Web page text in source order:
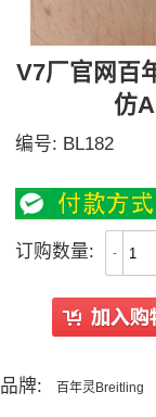
V7厂官网百
仿
编号: BL182
订购数量: -
品牌: 百年灵Breitling